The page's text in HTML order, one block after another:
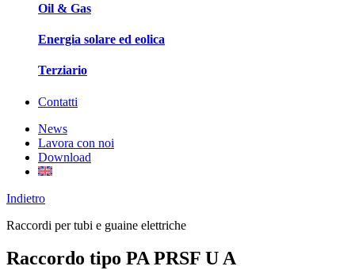
Oil & Gas
Energia solare ed eolica
Terziario
Contatti
News
Lavora con noi
Download
Indietro
Raccordi per tubi e guaine elettriche
Raccordo tipo PA PRSF U A